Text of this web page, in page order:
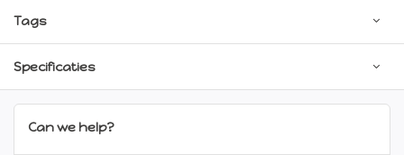
Tags
Specificaties
Can we help?